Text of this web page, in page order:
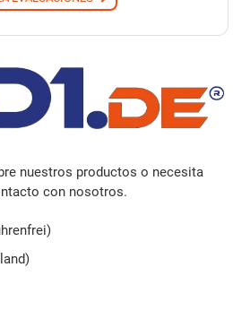
nuestros productos o necesita
con nosotros.